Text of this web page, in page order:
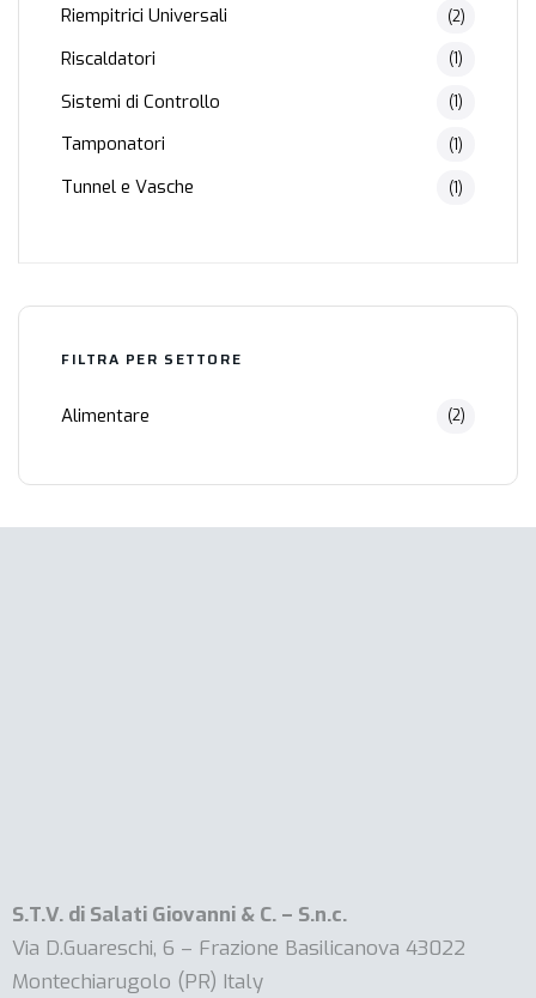
Riempitrici Universali (2)
Riscaldatori (1)
Sistemi di Controllo (1)
Tamponatori (1)
Tunnel e Vasche (1)
FILTRA PER SETTORE
Alimentare (2)
S.T.V. di Salati Giovanni & C. – S.n.c.
Via D.Guareschi, 6 – Frazione Basilicanova 43022
Montechiarugolo (PR) Italy